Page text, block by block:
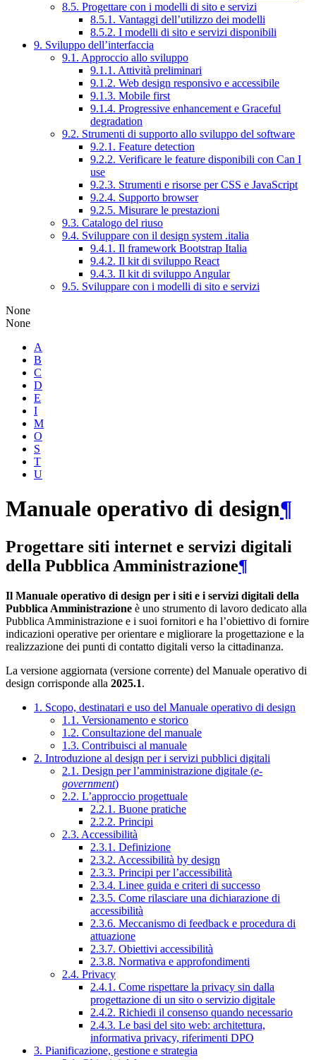
8.5. Progettare con i modelli di sito e servizi
8.5.1. Vantaggi dell’utilizzo dei modelli
8.5.2. I modelli di sito e servizi disponibili
9. Sviluppo dell’interfaccia
9.1. Approccio allo sviluppo
9.1.1. Attività preliminari
9.1.2. Web design responsivo e accessibile
9.1.3. Mobile first
9.1.4. Progressive enhancement e Graceful
degradation
9.2. Strumenti di supporto allo sviluppo del software
9.2.1. Feature detection
9.2.2. Verificare le feature disponibili con Can I
use
9.2.3. Strumenti e risorse per CSS e JavaScript
9.2.4. Supporto browser
9.2.5. Misurare le prestazioni
9.3. Catalogo del riuso
9.4. Sviluppare con il design system .italia
9.4.1. Il framework Bootstrap Italia
9.4.2. Il kit di sviluppo React
9.4.3. Il kit di sviluppo Angular
9.5. Sviluppare con i modelli di sito e servizi
None
None
A
B
C
D
E
I
M
O
S
T
U
Manuale operativo di design¶
Progettare siti internet e servizi digitali
della Pubblica Amministrazione¶
Il Manuale operativo di design per i siti e i servizi digitali della
Pubblica Amministrazione è uno strumento di lavoro dedicato alla
Pubblica Amministrazione e i suoi fornitori e ha l’obiettivo di fornire
indicazioni operative per orientare e migliorare la progettazione e la
realizzazione dei punti di contatto digitali verso la cittadinanza.
La versione aggiornata (versione corrente) del Manuale operativo di
design corrisponde alla 2025.1.
1. Scopo, destinatari e uso del Manuale operativo di design
1.1. Versionamento e storico
1.2. Consultazione del manuale
1.3. Contribuisci al manuale
2. Introduzione al design per i servizi pubblici digitali
2.1. Design per l’amministrazione digitale (e-
government)
2.2. L’approccio progettuale
2.2.1. Buone pratiche
2.2.2. Principi
2.3. Accessibilità
2.3.1. Definizione
2.3.2. Accessibilità by design
2.3.3. Principi per l’accessibilità
2.3.4. Linee guida e criteri di successo
2.3.5. Come rilasciare una dichiarazione di
accessibilità
2.3.6. Meccanismo di feedback e procedura di
attuazione
2.3.7. Obiettivi accessibilità
2.3.8. Normativa e approfondimenti
2.4. Privacy
2.4.1. Come rispettare la privacy sin dalla
progettazione di un sito o servizio digitale
2.4.2. Richiedi il consenso quando necessario
2.4.3. Le basi del sito web: architettura,
informativa privacy, riferimenti DPO
3. Pianificazione, gestione e strategia